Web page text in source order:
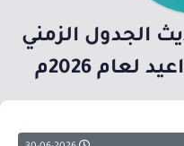
الجدول الزمني
2026م